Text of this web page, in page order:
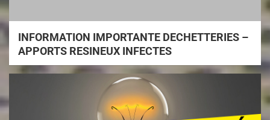
INFORMATION IMPORTANTE DECHETTERIES –
APPORTS RESINEUX INFECTES